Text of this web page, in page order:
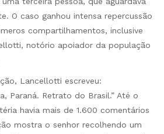
O caso ganhou intensa repercussão
compartilhamentos, inclusive
notório apoiador da população
Lancellotti escreveu:
Paraná. Retrato do Brasil.” Até o
havia mais de 1.600 comentários
mostra o senhor recolhendo um